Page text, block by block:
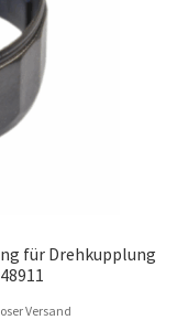
für Drehkupplung
Versand